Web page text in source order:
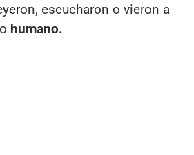
escucharon o vieron a
humano.